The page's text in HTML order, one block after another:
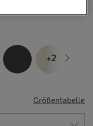
Größentabelle
+2